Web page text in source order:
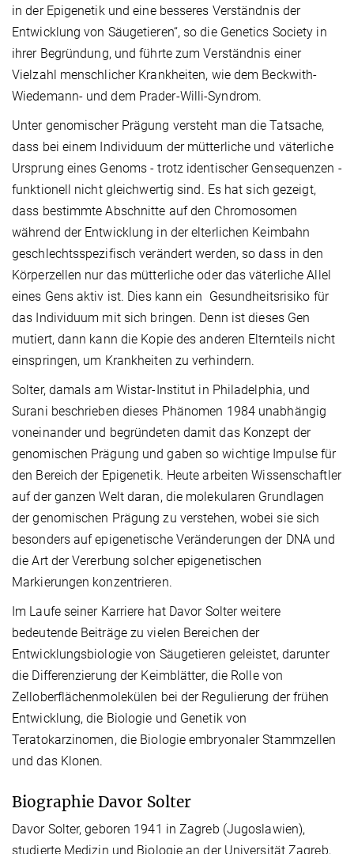
in der Epigenetik und eine besseres Verständnis der
Entwicklung von Säugetieren“, so die Genetics Society in
ihrer Begründung, und führte zum Verständnis einer
Vielzahl menschlicher Krankheiten, wie dem Beckwith-
Wiedemann- und dem Prader-Willi-Syndrom.
Unter genomischer Prägung versteht man die Tatsache,
dass bei einem Individuum der mütterliche und väterliche
Ursprung eines Genoms - trotz identischer Gensequenzen -
funktionell nicht gleichwertig sind. Es hat sich gezeigt,
dass bestimmte Abschnitte auf den Chromosomen
während der Entwicklung in der elterlichen Keimbahn
geschlechtsspezifisch verändert werden, so dass in den
Körperzellen nur das mütterliche oder das väterliche Allel
eines Gens aktiv ist. Dies kann ein Gesundheitsrisiko für
das Individuum mit sich bringen. Denn ist dieses Gen
mutiert, dann kann die Kopie des anderen Elternteils nicht
einspringen, um Krankheiten zu verhindern.
Solter, damals am Wistar-Institut in Philadelphia, und
Surani beschrieben dieses Phänomen 1984 unabhängig
voneinander und begründeten damit das Konzept der
genomischen Prägung und gaben so wichtige Impulse für
den Bereich der Epigenetik. Heute arbeiten Wissenschaftler
auf der ganzen Welt daran, die molekularen Grundlagen
der genomischen Prägung zu verstehen, wobei sie sich
besonders auf epigenetische Veränderungen der DNA und
die Art der Vererbung solcher epigenetischen
Markierungen konzentrieren.
Im Laufe seiner Karriere hat Davor Solter weitere
bedeutende Beiträge zu vielen Bereichen der
Entwicklungsbiologie von Säugetieren geleistet, darunter
die Differenzierung der Keimblätter, die Rolle von
Zelloberflächenmolekülen bei der Regulierung der frühen
Entwicklung, die Biologie und Genetik von
Teratokarzinomen, die Biologie embryonaler Stammzellen
und das Klonen.
Biographie Davor Solter
Davor Solter, geboren 1941 in Zagreb (Jugoslawien),
studierte Medizin und Biologie an der Universität Zagreb,